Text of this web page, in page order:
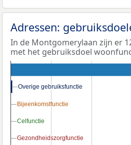
Adressen:
In de Montgomerylaan zijn er
met het gebruiksdoel
Overige gebruiksfunctie
Overige gebruiksfunctie
Bijeenkomstfunctie
Bijeenkomstfunctie
Celfunctie
Celfunctie
Gezondheidszorgfunctie
Gezondheidszorgfunctie